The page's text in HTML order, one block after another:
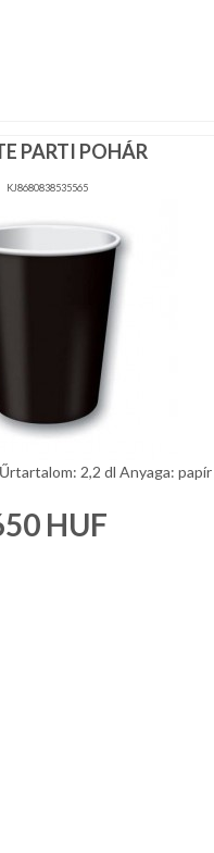
PARTI POHÁR
KJ8680838535565
2,2 dl Anyaga: papír
HUF